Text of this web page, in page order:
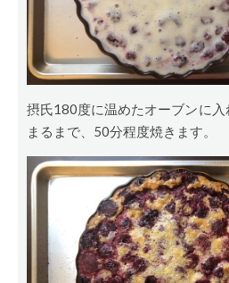
摂氏180度に温めたオーブンに
まるまで、50分程度焼きます。